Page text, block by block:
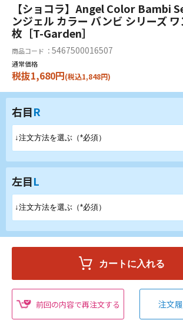
【ショコラ】Angel Color Bambi
ンジェル カラー バンビ シリーズ
枚［T-Garden］
商品コード ： 5467500016507
通常価格
税抜1,680円(税込1,848円)
右目R
左目L
前回の内容で再注文する 注文